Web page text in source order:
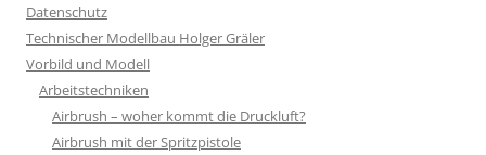
Datenschutz
Technischer Modellbau Holger Gräler
Vorbild und Modell
Arbeitstechniken
Airbrush – woher kommt die Druckluft?
Airbrush mit der Spritzpistole